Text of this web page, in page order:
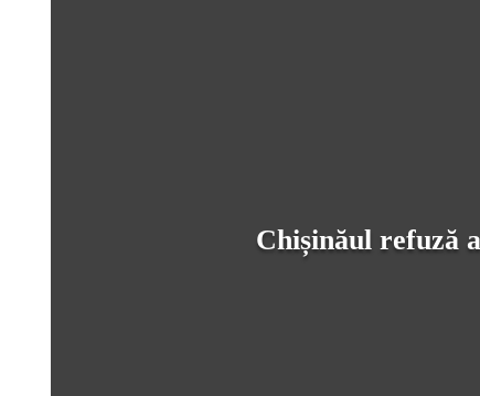
Chișinăul refuză